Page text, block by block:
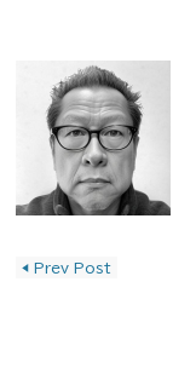
◀ Prev Post